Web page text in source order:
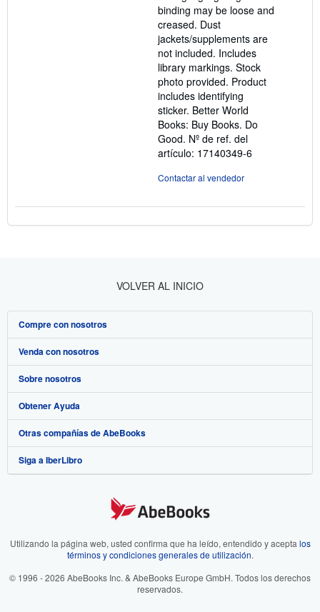
binding may be loose and
creased. Dust
jackets/supplements are
not included. Includes
library markings. Stock
photo provided. Product
includes identifying
sticker. Better World
Books: Buy Books. Do
Good. Nº de ref. del
artículo: 17140349-6
Contactar al vendedor
VOLVER AL INICIO
Compre con nosotros
Búsqueda avanzada
Colecciones
Mi cuenta
Mis pedidos
Ver carrito
Venda con nosotros
Comenzar a vender
Únase a nuestro programa de afiliados
Recomiende un vendedor
Sobre nosotros
Sobre IberLibro
Medios
Empleo
Preferencias de cookies
Aviso de cookies
Obtener Ayuda
Preguntas frecuentes y guías
Atención al Cliente
Otras compañías de AbeBooks
AbeBooks.com
AbeBooks.fr
Siga a IberLibro
Utilizando la página web, usted confirma que ha leído, entendido y acepta los
términos y condiciones generales de utilización.
© 1996 - 2026 AbeBooks Inc. & AbeBooks Europe GmbH. Todos los derechos
reservados.